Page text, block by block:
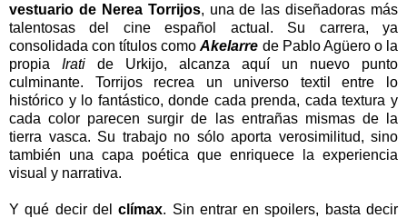
vestuario de Nerea Torrijos, una de las diseñadoras más
talentosas del cine español actual. Su carrera, ya
consolidada con títulos comoAkelarre de Pablo Agüero o la
propia Irati de Urkijo, alcanza aquí un nuevo punto
culminante. Torrijos recrea un universo textil entre lo
histórico y lo fantástico, donde cada prenda, cada textura y
cada color parecen surgir de las entrañas mismas de la
tierra vasca. Su trabajo no sólo aporta verosimilitud, sino
también una capa poética que enriquece la experiencia
visual y narrativa.
Y qué decir delclímax. Sin entrar en spoilers, basta decir